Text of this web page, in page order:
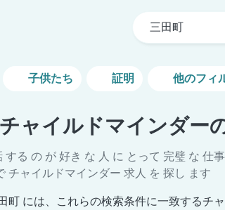
三田町
子供たち 証明 他のフィ
ャイルドマインダー
する の が 好き な 人 に とって 完璧 な 仕
チャイルドマインダー 求人 を 探し ます
町 には、これらの検索条件に一致するチ